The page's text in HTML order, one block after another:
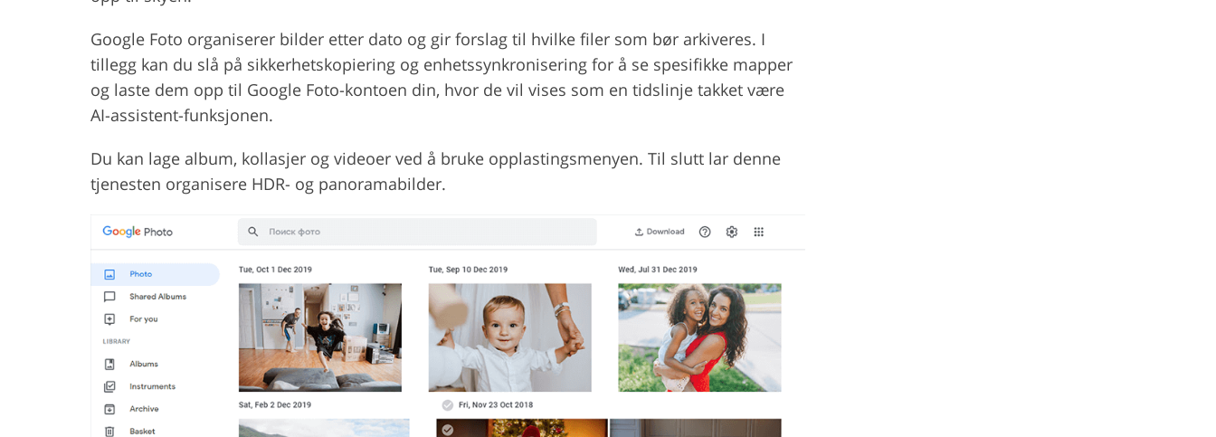
Google Foto organiserer bilder etter dato og gir forslag til hvilke filer som bør arkiveres. I
tillegg kan du slå på sikkerhetskopiering og enhetssynkronisering for å se spesifikke mapper
og laste dem opp til Google Foto-kontoen din, hvor de vil vises som en tidslinje takket være
AI-assistent-funksjonen.
Du kan lage album, kollasjer og videoer ved å bruke opplastingsmenyen. Til slutt lar denne
tjenesten organisere HDR- og panoramabilder.